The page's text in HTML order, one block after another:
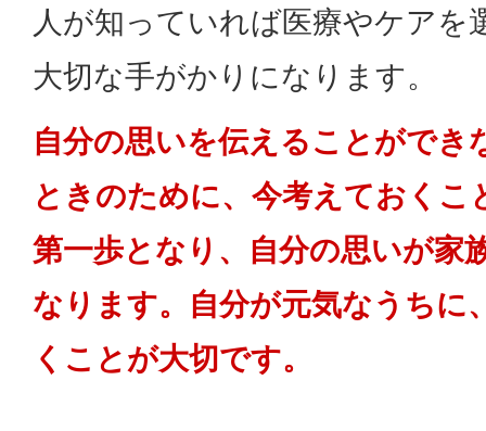
人が知っていれば医療やケアを
大切な手がかりになります。
自分の思いを伝えることができ
ときのために、今考えておくこ
第一歩となり、自分の思いが家
なります。自分が元気なうちに
くことが大切です。